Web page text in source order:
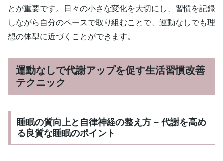
とが重要です。日々の小さな変化を大切にし、習慣を記録
しながら自分のペースで取り組むことで、運動なしでも理
想の体型に近づくことができます。
運動なしで代謝アップを促す生活習慣改善
テクニック
睡眠の質向上と自律神経の整え方 – 代謝を高め
る良質な睡眠のポイント